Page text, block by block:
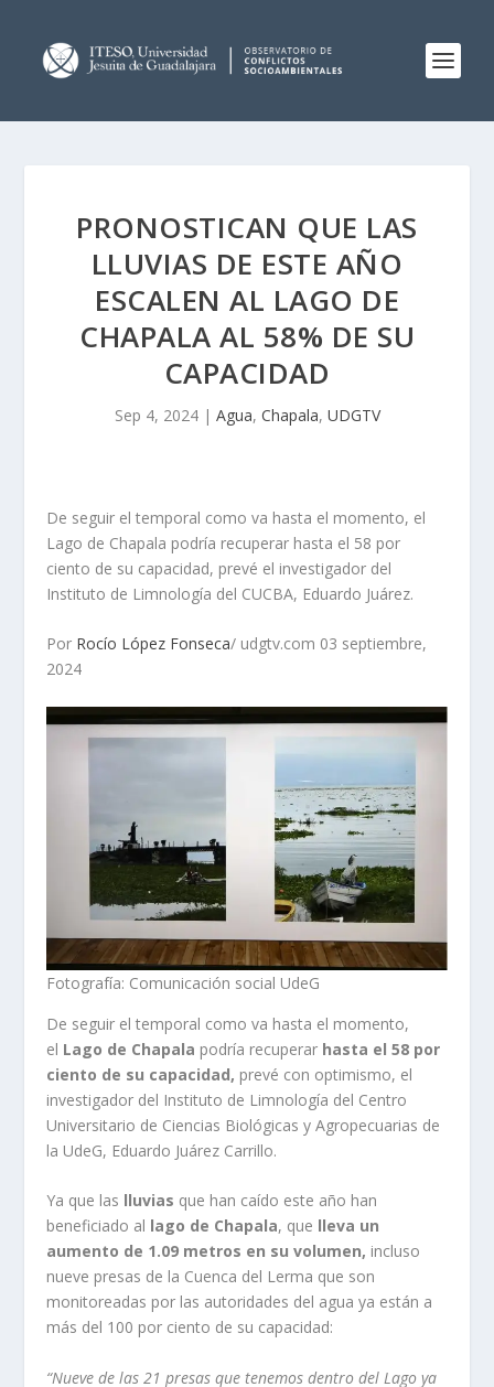
PRONOSTICAN QUE LAS
LLUVIAS DE ESTE AÑO
ESCALEN AL LAGO DE
CHAPALA AL 58% DE SU
CAPACIDAD
Sep 4, 2024| Agua, Chapala, UDGTV
De seguir el temporal como va hasta el momento, el
Lago de Chapala podría recuperar hasta el 58 por
ciento de su capacidad, prevé el investigador del
Instituto de Limnología del CUCBA, Eduardo Juárez.
Por Rocío López Fonseca/ udgtv.com 03 septiembre,
2024
Fotografía: Comunicación social UdeG
De seguir el temporal como va hasta el momento,
el Lago de Chapala podría recuperar hasta el 58 por
ciento de su capacidad, prevé con optimismo, el
investigador del Instituto de Limnología del Centro
Universitario de Ciencias Biológicas y Agropecuarias de
la UdeG, Eduardo Juárez Carrillo.
Ya que las lluvias que han caído este año han
beneficiado al lago de Chapala, que lleva un
aumento de 1.09 metros en su volumen, incluso
nueve presas de la Cuenca del Lerma que son
monitoreadas por las autoridades del agua ya están a
más del 100 por ciento de su capacidad:
“Nueve de las 21 presas que tenemos dentro del Lago ya